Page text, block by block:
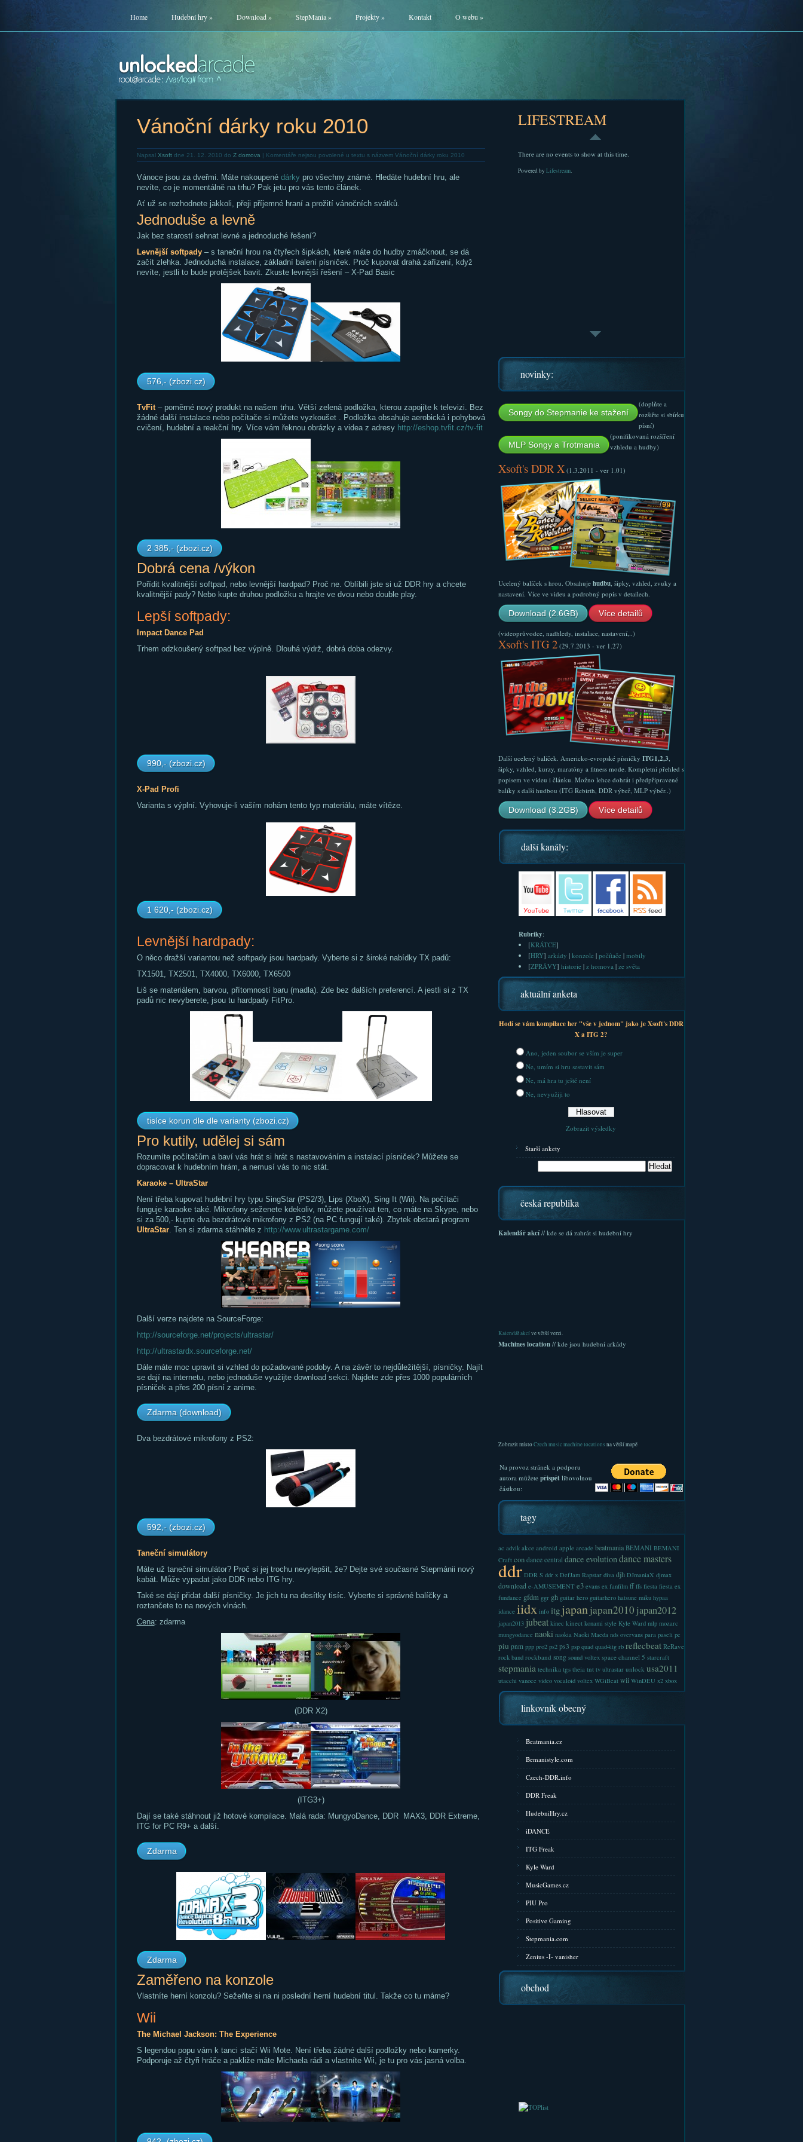
Home Hudební hry» Download» StepMania» Projekty» Kontakt O webu »
Vánoční dárky roku 2010
Napsal Xsoftdne 21. 12. 2010 do Z domova | Komentáře nejsou povolené u textu s názvem Vánoční dárky roku 2010
Vánoce jsou za dveřmi. Máte nakoupené dárkypro všechny známé. Hledáte hudební hru, ale
nevíte, co je momentálně na trhu? Pak jetu pro vás tento článek.
Ať už se rozhodnete jakkoli, přeji příjemné hraní a prožití vánočních svátků.
Jednoduše a levně
Jak bez starostí sehnat levné a jednoduché řešení?
Levnější softpady– s taneční hrou na čtyřech šipkách, které máte do hudby zmáčknout, se dá
začít zlehka. Jednoduchá instalace, základní balení písniček. Proč kupovat drahá zařízení, když
nevíte, jestli to bude protějšek bavit. Zkuste levnější řešení – X-Pad Basic
576,- (zbozi.cz)
TvFit– poměrné nový produkt na našem trhu. Větší zelená podložka, kterou zapojíte k televizi. Bez
žádné další instalace nebo počítače si můžete vyzkoušet . Podložka obsahuje aerobická i pohybová
cvičení, hudební a reakční hry. Více vám řeknou obrázky a videa z adresy http://eshop.tvfit.cz/tv-fit
2 385,- (zbozi.cz)
Dobrá cena /výkon
Pořídit kvalitnější softpad, nebo levnější hardpad? Proč ne. Oblíbili jste si už DDR hry a chcete
kvalitnější pady? Nebo kupte druhou podložku a hrajte ve dvou nebo double play.
Lepší softpady:
Impact Dance Pad
Trhem odzkoušený softpad bez výplně. Dlouhá výdrž, dobrá doba odezvy.
990,- (zbozi.cz)
X-Pad Profi
Varianta s výplní. Vyhovuje-li vaším nohám tento typ materiálu, máte vítěze.
1 620,- (zbozi.cz)
Levnější hardpady:
O něco dražší variantou než softpady jsou hardpady. Vyberte si z široké nabídky TX padů:
TX1501, TX2501, TX4000, TX6000, TX6500
Liš se materiálem, barvou, přítomností baru (madla). Zde bez dalších preferencí. A jestli si z TX
padů nic nevyberete, jsou tu hardpady FitPro.
tisíce korun dle dle varianty (zbozi.cz)
Pro kutily, udělej si sám
Rozumíte počítačům a baví vás hrát si hrát s nastavováním a instalací písniček? Můžete se
dopracovat k hudebním hrám, a nemusí vás to nic stát.
Karaoke – UltraStar
Není třeba kupovat hudební hry typu SingStar (PS2/3), Lips (XboX), Sing It (Wii). Na počítači
funguje karaoke také. Mikrofony seženete kdekoliv, můžete používat ten, co máte na Skype, nebo
si za 500,- kupte dva bezdrátové mikrofony z PS2 (na PC fungují také). Zbytek obstará program
UltraStar. Ten si zdarma stáhněte z http://www.ultrastargame.com/
Další verze najdete na SourceForge:
http://sourceforge.net/projects/ultrastar/
http://ultrastardx.sourceforge.net/
Dále máte moc upravit si vzhled do požadované podoby. A na závěr to nejdůležitější, písničky. Najít
se dají na internetu, nebo jednoduše využijte download sekci. Najdete zde přes 1000 populárních
písniček a přes 200 písní z anime.
Zdarma (download)
Dva bezdrátové mikrofony z PS2:
592,- (zbozi.cz)
Taneční simulátory
Máte už taneční simulátor? Proč si jej trochu nevylepšit, že? Dejte své současné Stepmánii nový
kabát. Může vypadat jako DDR nebo ITG hry.
Také se dají přidat další písničky. Je jich tu na desítky tisíc. Vyberte si správné balíčky a
roztančete to na nových vlnách.
Cena: zdarma
(DDR X2)
(ITG3+)
Dají se také stáhnout již hotové kompilace. Malá rada: MungyoDance, DDR MAX3, DDR Extreme,
ITG for PC R9+ a další.
Zdarma
Zdarma
Zaměřeno na konzole
Vlastníte herní konzolu? Sežeňte si na ni poslední herní hudební titul. Takže co tu máme?
Wii
The Michael Jackson: The Experience
S legendou popu vám k tanci stačí Wii Mote. Není třeba žádné další podložky nebo kamerky.
Podporuje až čtyři hráče a pakliže máte Michaela rádi a vlastníte Wii, je tu pro vás jasná volba.
LIFESTREAM
There are no events to show at this time.
Powered by Lifestream.
novinky:
Songy do Stepmanie ke stažení
(doplňte a
rozšiřte si sbírku
písní)
MLP Songy a Trotmania
(ponifikovaná rozšíření
vzhledu a hudby)
Xsoft's DDR X(1.3.2011 - ver 1.01)
Ucelený balíček s hrou. Obsahuje hudbu, šipky, vzhled, zvuky a
nastavení. Více ve videu a podrobný popis v detailech.
Download (2.6GB) Více detailů
(videoprůvodce, nadhledy, instalace, nastavení,..)
Xsoft's ITG 2(29.7.2013 - ver 1.27)
Další ucelený balíček. Americko-evropské písničky ITG1,2,3,
šipky, vzhled, kurzy, maratóny a fitness mode. Kompletní přehled s
popisem ve videu i článku. Možno lehce dohrát i předpřipravené
balíky s další hudbou (ITG Rebirth, DDR výbeř, MLP výběr..)
Download (3.2GB) Více detailů
další kanály:
Rubriky:
[KRÁTCE]
[HRY] arkády | konzole| počítače| mobily
[ZPRÁVY] historie| z homova| ze světa
aktuální anketa
Hodí se vám kompilace her "vše v jednom" jako je Xsoft's DDR
X a ITG 2?
Ano, jeden soubor se vším je super
Ne, umím si hru sestavit sám
Ne, má hra tu ještě není
Ne, nevyužiji to
Zobrazit výsledky
Starší ankety
česká republika
Kalendář akcí// kde se dá zahrát si hudební hry
Kalendář akcíve větší verzi.
Machines location// kde jsou hudební arkády
Zobrazit místoCzech music machine locations na větší mapě
Na provoz stránek a podporu
autora můžete přispětlibovolnou
částkou:
tagy
ac advik akce android apple arcade beatmania BEMANI BEMANI
Craft con dance central dance evolutiondance masters
ddr DDR S ddr x DefJam Rapstar diva djh DJmaniaX djmax
download e-AMUSEMENT e3 evans ex fanfilm ff ffs fiesta fiesta ex
fundance gfdm ggr gh guitar hero guitarhero hatsune miku hypaa
idance iidx info itg japanjapan2010 japan2012
japan2013 jubeat kinec kinect konami style Kyle Ward mlp mozarc
mungyodance naoki naokia Naoki Maeda nds overvans para paseli pc
piu pnm ppp pro2 ps2 ps3 psp quad quad4itg rb reflecbeat ReRave
rock band rockband song sound voltex space channel 5 starcraft
stepmania technika tgs theia tnt tv ultrastar unlock usa2011
utacchi vanoce video vocaloid voltex WGiBeat wii WinDEU x2 xbox
linkovník obecný
Beatmania.cz
Bemanistyle.com
Czech-DDR.info
DDR Freak
HudebniHry.cz
iDANCE
ITG Freak
Kyle Ward
MusicGames.cz
PIU Pro
Positive Gaming
Stepmania.com
Zenius -I- vanisher
obchod